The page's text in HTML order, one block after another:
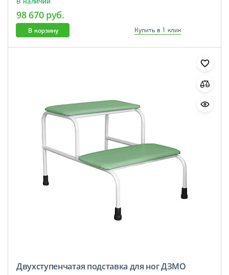
98 670 руб.
В корзину Купить в 1 клик
Двухступенчатая подставка для ног ДЗМО